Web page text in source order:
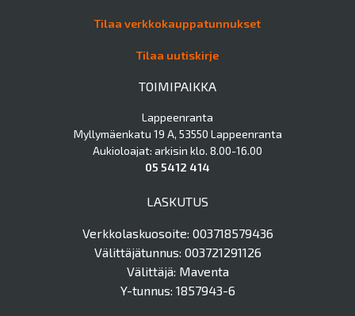
Tilaa verkkokauppatunnukset
Tilaa uutiskirje
TOIMIPAIKKA
Lappeenranta
Myllymäenkatu 19 A, 53550 Lappeenranta
Aukioloajat: arkisin klo. 8.00-16.00
05 5412 414
LASKUTUS
Verkkolaskuosoite: 003718579436
Välittäjätunnus: 003721291126
Välittäjä: Maventa
Y-tunnus: 1857943-6